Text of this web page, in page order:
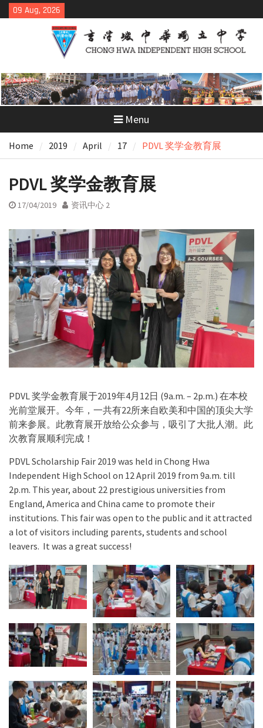
Skip
to
09 Aug, 2026
Menu
Home 2019 April 17 PDVL 奖学金教育展
PDVL 奖学金教育展
17/04/2019 资讯中心 2
PDVL 奖学金教育展于2019年4月12日 (9a.m. – 2p.m.) 在本校
光前堂展开。今年，一共有22所来自欧美和中国的顶尖大学
前来参展。此教育展开放给公众参与，吸引了大批人潮。此
次教育展顺利完成！
PDVL Scholarship Fair 2019 was held in Chong Hwa
Independent High School on 12 April 2019 from 9a.m. till
2p.m. This year, about 22 prestigious universities from
England, America and China came to promote their
institutions. This fair was open to the public and it attracted
a lot of visitors including parents, students and school
leavers. It was a great success!